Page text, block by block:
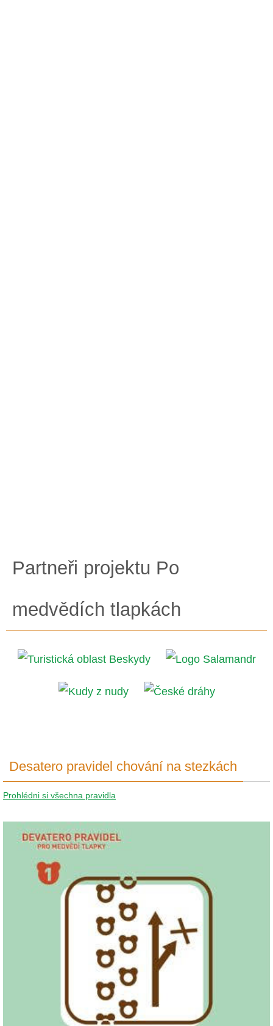
Partneři projektu Po
medvědích tlapkách
Desatero pravidel chování na stezkách
Prohlédni si všechna pravidla